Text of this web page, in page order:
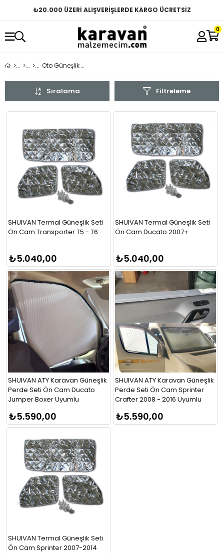
₺20.000 ÜZERİ ALIŞVERİŞLERDE KARGO ÜCRETSİZ
0
Oto Güneşlik & Perde
Filtreleme
Sıralama
SHUIVAN Termal Güneşlik Seti
Ön Cam Transporter T5 - T6
₺5.040,00
SHUIVAN Termal Güneşlik Seti
Ön Cam Ducato 2007+
₺5.040,00
SHUIVAN ATY Karavan Güneşlik
Perde Seti Ön Cam Ducato
Jumper Boxer Uyumlu
₺5.590,00
SHUIVAN ATY Karavan Güneşlik
Perde Seti Ön Cam Sprinter
Crafter 2008 - 2016 Uyumlu
₺5.590,00
SHUIVAN Termal Güneşlik Seti
Ön Cam Sprinter 2007-2014